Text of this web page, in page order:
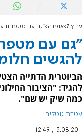
ערוץ 7 אופנה "גם עם מטפחת
"גם עם
להגשים
הביוטרית הדתייה
להגיד: "הציבור
כמה שיק יש שם".
עטרת גוטליב
13.08.20, 12:49